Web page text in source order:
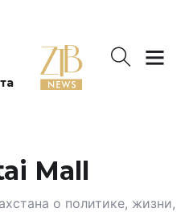
Mall
о политике, жизни,